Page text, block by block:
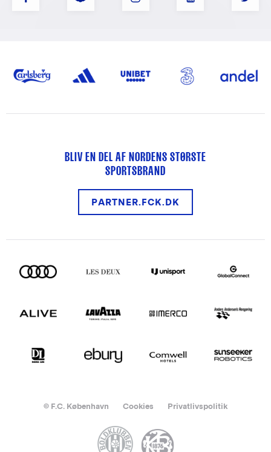
BLIV EN DEL AF NORDENS STØRSTE
SPORTSBRAND
PARTNER.FCK.DK
© F.C. København Cookies Privatlivspolitik